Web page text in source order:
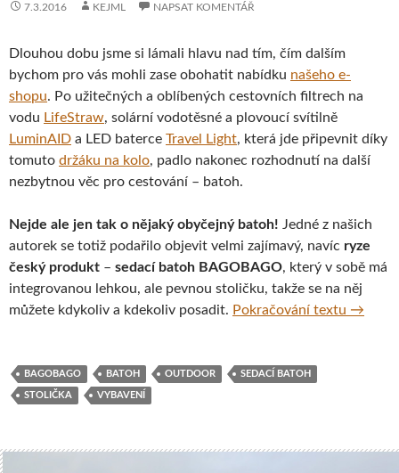
7.3.2016 KEJML NAPSAT KOMENTÁŘ
Dlouhou dobu jsme si lámali hlavu nad tím, čím dalším
bychom pro vás mohli zase obohatit nabídku našeho e-
shopu. Po užitečných a oblíbených cestovních filtrech na
vodu LifeStraw, solární vodotěsné a plovoucí svítilně
LuminAID a LED baterce Travel Light, která jde připevnit díky
tomuto držáku na kolo, padlo nakonec rozhodnutí na další
nezbytnou věc pro cestování – batoh.
Nejde ale jen tak o nějaký obyčejný batoh! Jedné z našich
autorek se totiž podařilo objevit velmi zajímavý, navíc ryze
český produkt – sedací batoh BAGOBAGO, který v sobě má
integrovanou lehkou, ale pevnou stoličku, takže se na něj
můžete kdykoliv a kdekoliv posadit. Pokračování textu Sedací
→
BAGOBAGO BATOH OUTDOOR SEDACÍ BATOH
STOLIČKA VYBAVENÍ